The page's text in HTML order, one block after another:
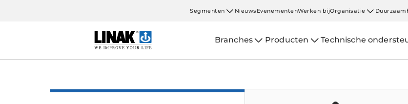
Segmenten NieuwsEvenementenWerken bijOrganisatie
Branches Producten Technische